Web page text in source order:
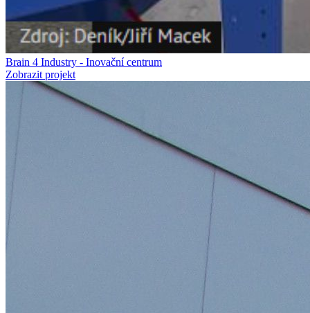
Brain 4 Industry - Inovační centrum
Zobrazit projekt